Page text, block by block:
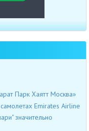
Парк Хаятт Москва»
Emirates Airline
значительно